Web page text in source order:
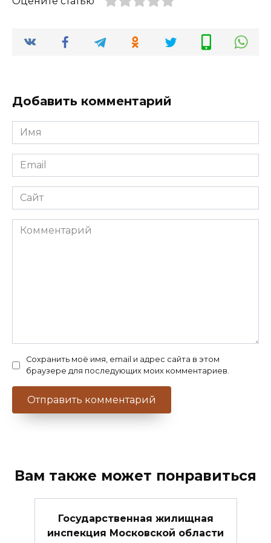
Добавить комментарий
Имя
*
Email
*
Сайт
Комментарий
Сохранить моё имя, email и адрес сайта в этом
браузере для последующих моих комментариев.
Вам также может понравиться
Государственная жилищная
инспекция Московской области